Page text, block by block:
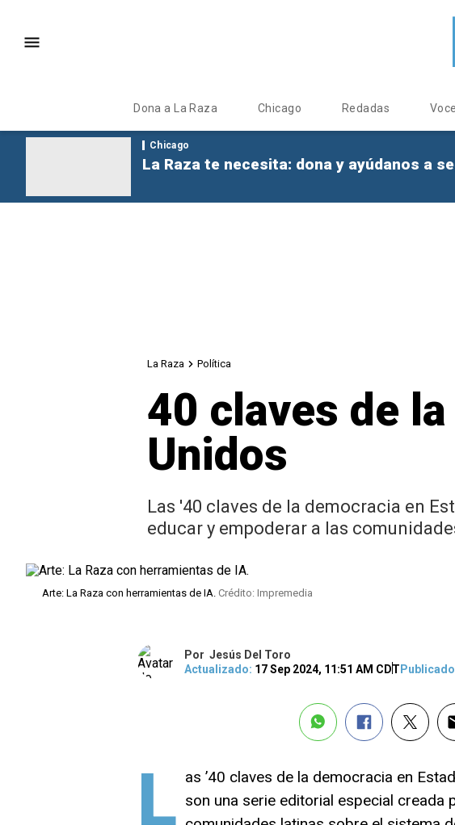
Dona a La Raza Chicago Redadas
Chicago
La Raza te necesita: dona y ayúdanos a
La Raza Política
40 claves de
Unidos
Las '40 claves de la democracia en
educar y empoderar a las
Arte: La Raza con herramientas de IA. Crédito: Impremedia
Por Jesús Del Toro
Actualizado: 17 Sep 2024, 11:51 AM CDT
L as ’40 claves de la democracia en
son una serie editorial especial creada